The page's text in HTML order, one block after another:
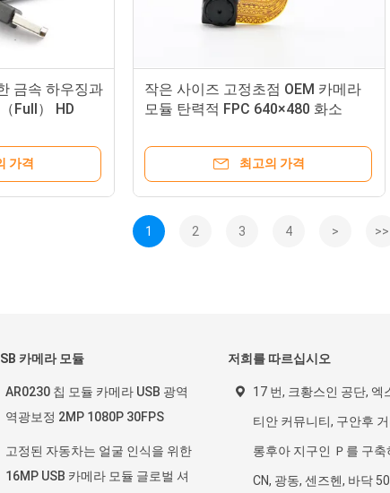
금속 하우징과
Full） HD
가격
작은 사이즈 고정초점 OEM 카메라
모듈 탄력적 FPC 640×480 화소
최고의 가격
1 2 3 4 > >>
카메라 모듈
AR0230 칩 모듈 카메라 USB 광역
역광보정 2MP 1080P 30FPS
고정된 자동차는 얼굴 인식을 위한
16MP USB 카메라 모듈 글로벌 셔
저희를 따르십시오
17 번, 크황스인 공단, 엑
티안 커뮤니티, 구안후
롱후아 지구인 Ｐ를 구축
CN, 광동, 센즈헨, 바닥